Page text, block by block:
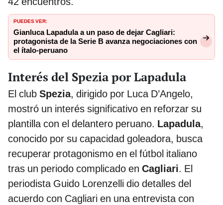
PUEDES VER:
Gianluca Lapadula a un paso de dejar Cagliari:
protagonista de la Serie B avanza negociaciones con
el ítalo-peruano
Interés del Spezia por Lapadula
El club Spezia, dirigido por Luca D’Angelo,
mostró un interés significativo en reforzar su
plantilla con el delantero peruano. Lapadula,
conocido por su capacidad goleadora, busca
recuperar protagonismo en el fútbol italiano
tras un periodo complicado en Cagliari. El
periodista Guido Lorenzelli dio detalles del
acuerdo con Cagliari en una entrevista con